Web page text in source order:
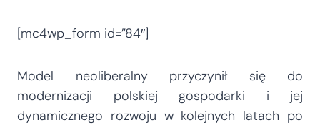
[mc4wp_form id=”84″]
Model neoliberalny przyczynił się do
modernizacji polskiej gospodarki i jej
dynamicznego rozwoju w kolejnych latach po